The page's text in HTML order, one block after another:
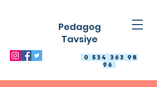
0 534 363 98
96
Pedagog
Tavsiye